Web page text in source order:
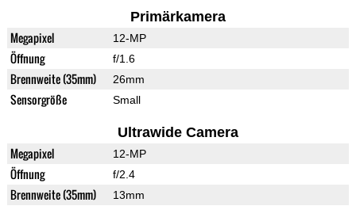
Primärkamera
Megapixel 12-MP
Öffnung f/1.6
Brennweite (35mm) 26mm
Sensorgröße Small
Ultrawide Camera
Megapixel 12-MP
Öffnung f/2.4
Brennweite (35mm) 13mm